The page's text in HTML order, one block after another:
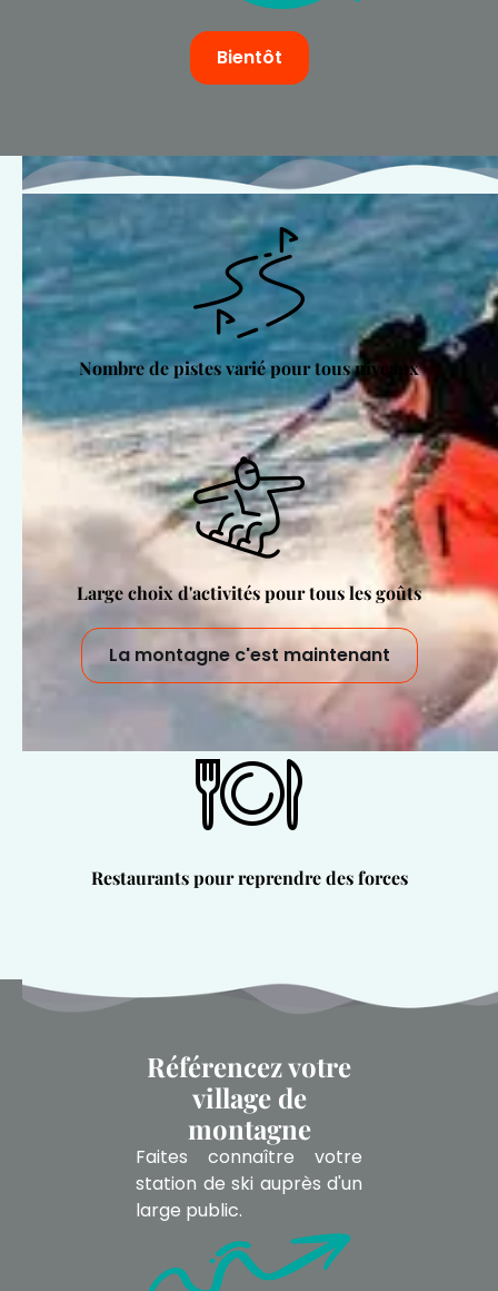
Bientôt
Nombre de pistes varié pour tous niveaux
Large choix d'activités pour tous les goûts
La montagne c'est maintenant
Restaurants pour reprendre des forces
Référencez votre
village de
montagne
Faites connaître votre
station de ski auprès d'un
large public.